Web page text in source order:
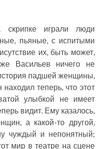
играли люди
пьяные, с испитыми
их, быть может,
Васильев ничего не
падшей женщины,
теперь, что этот
улыбкой не имеет
видит. Ему казалось,
а какой-то другой,
чуждый и непонятный;
мир в театре на сцене